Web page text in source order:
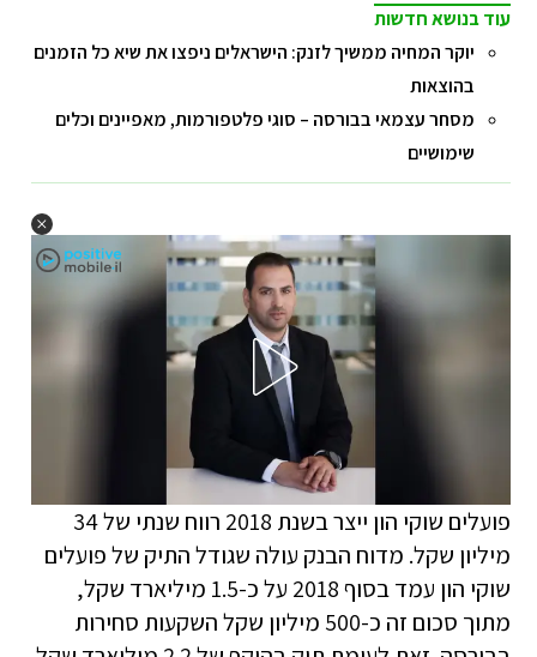
עוד בנושא חדשות
יוקר המחיה ממשיך לזנק: הישראלים ניפצו את שיא כל הזמנים
בהוצאות
מסחר עצמאי בבורסה – סוגי פלטפורמות, מאפיינים וכלים
שימושיים
פועלים שוקי הון ייצר בשנת 2018 רווח שנתי של 34
מיליון שקל. מדוח הבנק עולה שגודל התיק של פועלים
שוקי הון עמד בסוף 2018 על כ-1.5 מיליארד שקל,
מתוך סכום זה כ-500 מיליון שקל השקעות סחירות